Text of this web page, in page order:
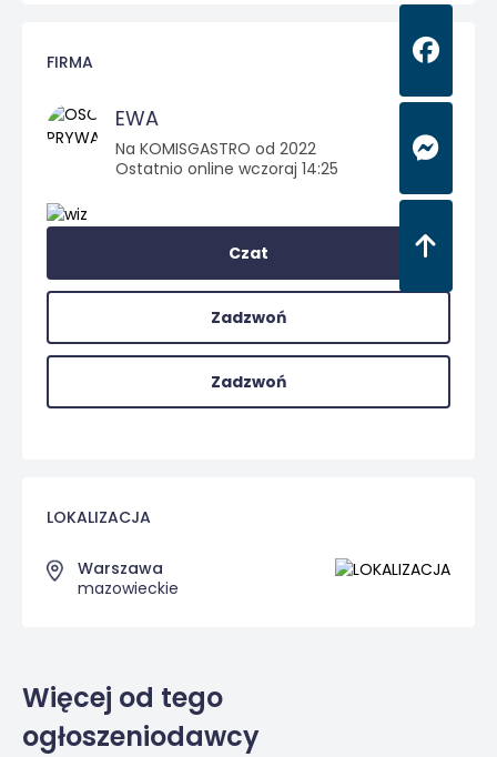
FIRMA
EWA
Na KOMISGASTRO od 2022
Ostatnio online wczoraj 14:25
Czat
Zadzwoń
Zadzwoń
LOKALIZACJA
Warszawa
mazowieckie
Więcej od tego
ogłoszeniodawcy